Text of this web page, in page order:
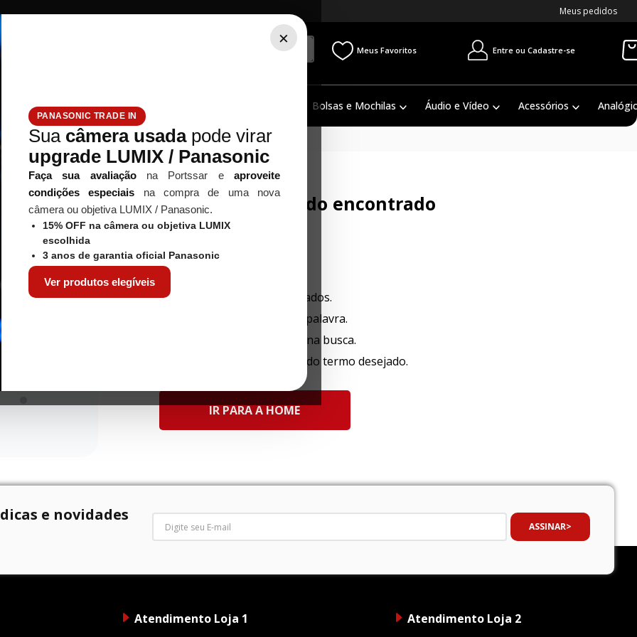
×
PANASONIC TRADE IN
Sua câmera usadapode virar
upgrade LUMIX / Panasonic
Faça sua avaliaçãona Portssar eaproveite
condições especiais na compra de uma nova
câmera ou objetiva LUMIX / Panasonic.
15% OFF na câmera ou objetiva LUMIX
escolhida
3 anos de garantia oficial Panasonic
Ver produtos elegíveis
Meus pedidos
Meus Favoritos Entre ou Cadastre-se
Tripé / Monopé Estúdio / Iluminação Bolsas e Mochilas Áudio e Vídeo Acessórios
Nenhum resultado encontrado
O que eu devo fazer?
Verifique os termos digitados.
Tente utilizar uma única palavra.
Utilize termos genéricos na busca.
Tente utilizar sinônimos do termo desejado.
IR PARA A HOME
e novidades
ASSINAR
Atendimento Loja 1 Atendimento Loja 2